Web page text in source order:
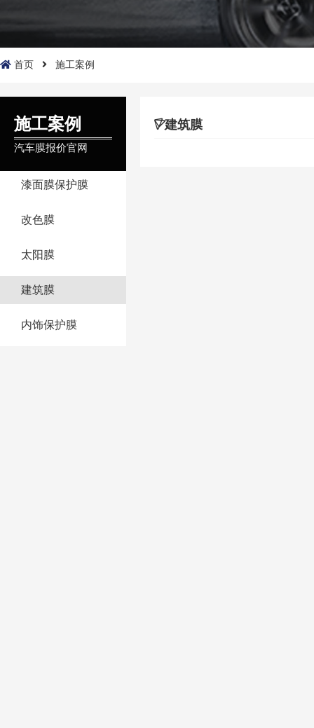
首页 施工案例
施工案例
汽车膜报价官网
漆面膜保护膜
改色膜
太阳膜
建筑膜
内饰保护膜
建筑膜